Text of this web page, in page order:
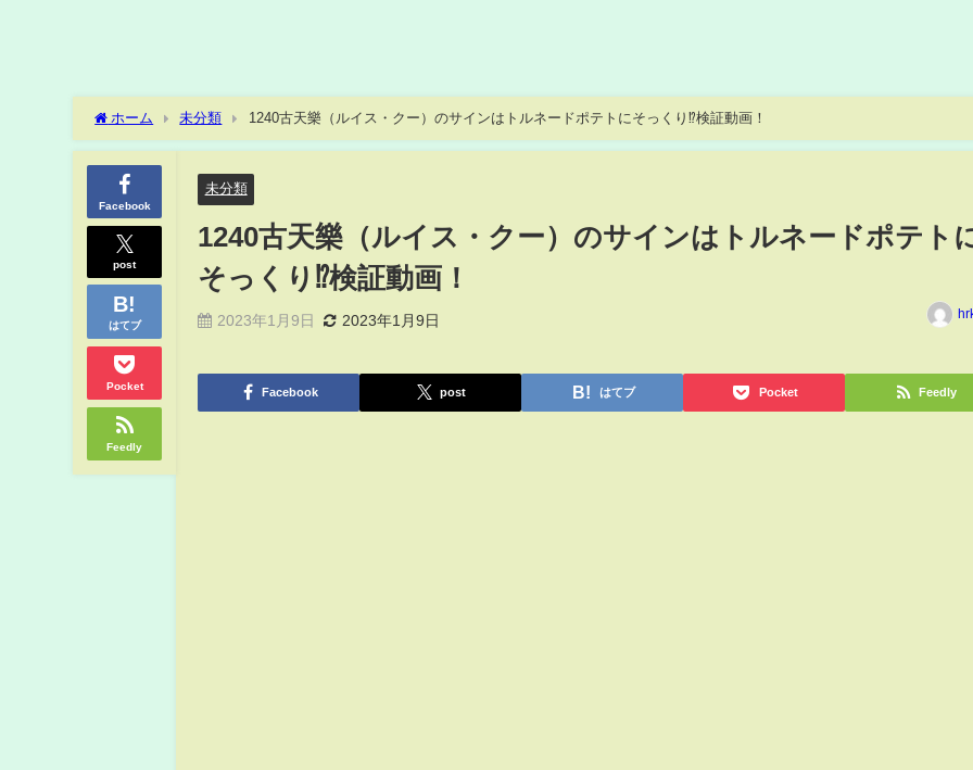
ホーム 未分類 1240古天樂（ルイス・クー）のサインはトルネードポテトにそっくり⁉︎検証動画！
Facebook
post
はてブ
Pocket
Feedly
未分類
1240古天樂（ルイス・クー）のサインはトルネードポテト
そっくり⁉︎検証動画！
2023年1月9日 2023年1月9日
Facebook post はてブ Pocket Feedly